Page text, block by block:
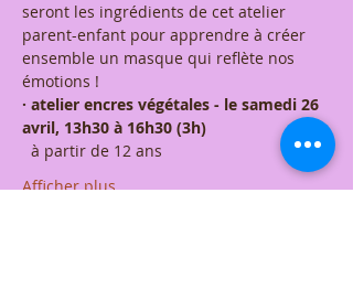
seront les ingrédients de cet atelier
parent-enfant pour apprendre à créer
ensemble un masque qui reflète nos
émotions !
· atelier encres végétales - le samedi 26
avril, 13h30 à 16h30 (3h)
à partir de 12 ans
Afficher plus